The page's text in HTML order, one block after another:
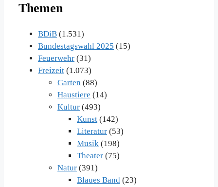
Themen
BDiB (1.531)
Bundestagswahl 2025 (15)
Feuerwehr (31)
Freizeit (1.073)
Garten (88)
Haustiere (14)
Kultur (493)
Kunst (142)
Literatur (53)
Musik (198)
Theater (75)
Natur (391)
Blaues Band (23)